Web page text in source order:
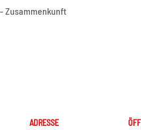
Zusammenkunft
ADRESSE